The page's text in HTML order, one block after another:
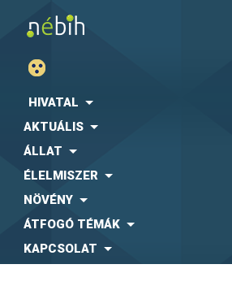
HIVATAL
AKTUÁLIS
ÁLLAT
ÉLELMISZER
NÖVÉNY
ÁTFOGÓ TÉMÁK
KAPCSOLAT